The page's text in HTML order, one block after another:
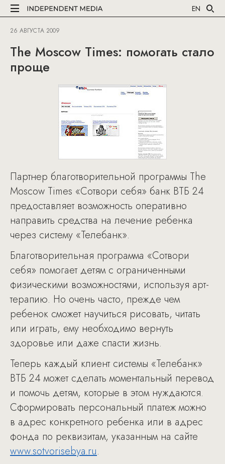
EN
26 АВГУСТА 2009
The Moscow Times: помогать стало
проще
Партнер благотворительной программы The
Moscow Times «Сотвори себя» банк ВТБ 24
предоставляет возможность оперативно
направить средства на лечение ребенка
через систему «Телебанк».
Благотворительная программа «Сотвори
себя» помогает детям с ограниченными
физическими возможностями, используя арт-
терапию. Но очень часто, прежде чем
ребенок сможет научиться рисовать, читать
или играть, ему необходимо вернуть
здоровье или даже спасти жизнь.
Теперь каждый клиент системы «Телебанк»
ВТБ 24 может сделать моментальный перевод
и помочь детям, которые в этом нуждаются.
Сформировать персональный платеж можно
в адрес конкретного ребенка или в адрес
фонда по реквизитам, указанным на сайте
www.sotvorisebya.ru.